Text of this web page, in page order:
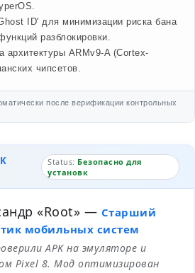
ID' для минимизации риска бана
разблокировки.
архитектуры ARMv9-A (Cortex-
чипсетов.
после верификации контрольных
Status: Безопасно для
установк
«Root» — Старший
мобильных систем
APK на эмуляторе и
Pixel 8. Мод оптимизирован